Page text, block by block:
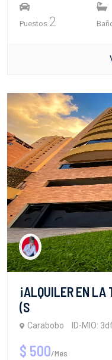
Puestos 2
¡ALQUILER EN
(S
Carabobo ID-MIO:
$ 500/Mes